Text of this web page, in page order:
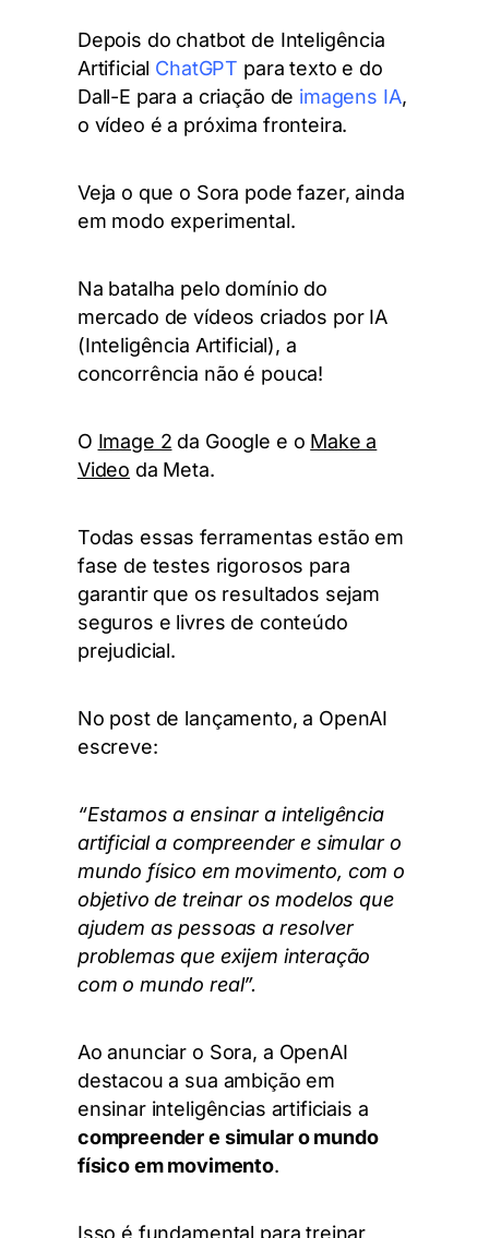
Depois do chatbot de Inteligência
Artificial ChatGPT para texto e do
Dall-E para a criação de imagens IA,
o vídeo é a próxima fronteira.
Veja o que o Sora pode fazer, ainda
em modo experimental.
Na batalha pelo domínio do
mercado de vídeos criados por IA
(Inteligência Artificial), a
concorrência não é pouca!
O Image 2 da Google e o Make a
Video da Meta.
Todas essas ferramentas estão em
fase de testes rigorosos para
garantir que os resultados sejam
seguros e livres de conteúdo
prejudicial.
No post de lançamento, a OpenAI
escreve:
“Estamos a ensinar a inteligência
artificial a compreender e simular o
mundo físico em movimento, com o
objetivo de treinar os modelos que
ajudem as pessoas a resolver
problemas que exijem interação
com o mundo real”.
Ao anunciar o Sora, a OpenAI
destacou a sua ambição em
ensinar inteligências artificiais a
compreender e simular o mundo
físico em movimento.